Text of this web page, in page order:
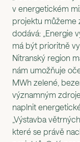
v energetickém
projektu můžeme
dodává: „Energie
má být prioritně
Nitranský region
nám umožňuje
MWh zelené,
významným
naplnit
„Výstavba
které se právě